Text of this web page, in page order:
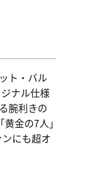
ト・バル
ナル仕様
腕利きの
金の7人｣
にも超オ